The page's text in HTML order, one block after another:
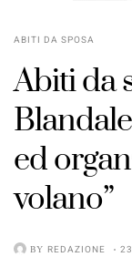
ABITI DA SPOSA
Abiti da
ed
volano”
BY REDAZIONE